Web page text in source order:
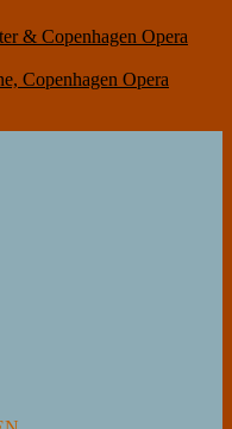
& Copenhagen Opera
Copenhagen Opera